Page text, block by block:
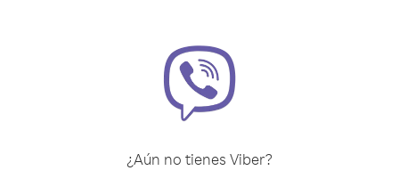
¿Aún no tienes Viber?